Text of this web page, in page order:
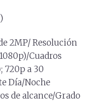
2MP/ Resolución
Cuadros
720p a 30
Día/Noche
de alcance/Grado